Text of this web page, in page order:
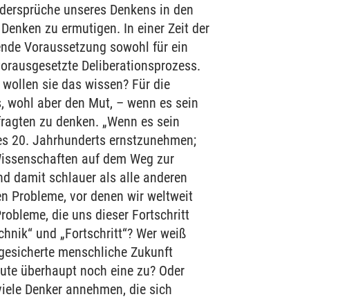
unseres Denkens in den
zu ermutigen. In einer Zeit der
Voraussetzung sowohl für ein
Deliberationsprozess.
sie das wissen? Für die
aber den Mut, – wenn es sein
zu denken. „Wenn es sein
20. Jahrhunderts ernstzunehmen;
auf dem Weg zur
damit schlauer als alle anderen
Probleme, vor denen wir weltweit
die uns dieser Fortschritt
und „Fortschritt“? Wer weiß
menschliche Zukunft
überhaupt noch eine zu? Oder
Denker annehmen, die sich